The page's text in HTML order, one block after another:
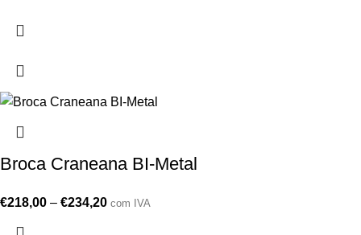
Broca Craneana BI-Metal
€218,00 – €234,20 com IVA